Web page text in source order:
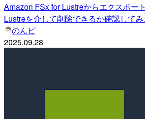
Amazon FSx for Lustreからエクスポー
Lustreを介して削除できるか確認してみ
のんピ
2025.09.28